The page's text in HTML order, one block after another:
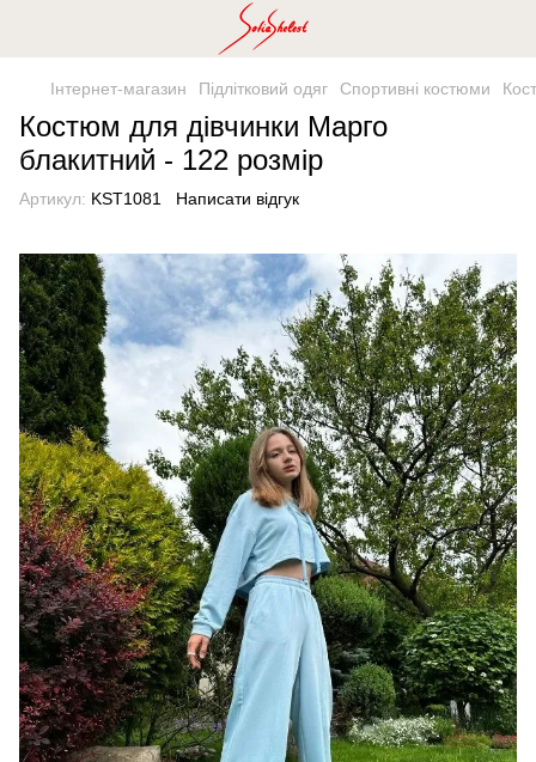
Інтернет-магазин Підлітковий одяг Спортивні костюми
Костюм для дівчинки Марго
блакитний - 122 розмір
Артикул: KST1081 Написати відгук